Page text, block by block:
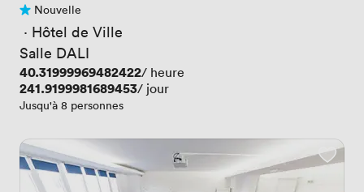
Pas encore d'avis
Nouvelle
· Hôtel de Ville
Salle DALI
Prix
40.31999969482422/ heure
Prix
241.9199981689453/ jour
Jusqu'à 8 personnes